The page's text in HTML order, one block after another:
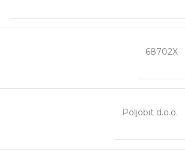
68702X
Poljobit d.o.o.